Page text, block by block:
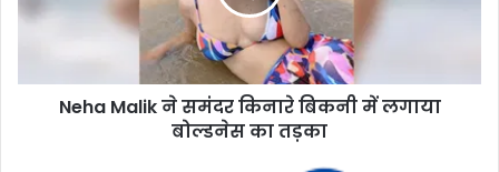
बिकनी
बोल्डनेस
Neha Malik ने समंदर किनारे बिकनी में लगाया
बोल्डनेस का तड़का